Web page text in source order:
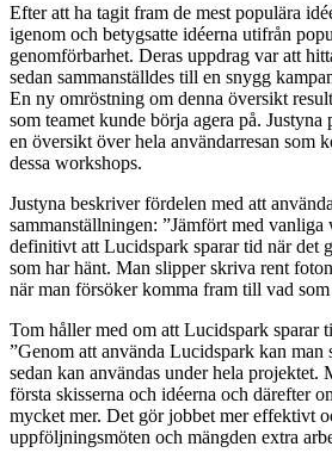
Efter att ha tagit fram de mest populära
igenom och betygsatte idéerna utifrån
genomförbarhet. Deras uppdrag var att
sedan sammanställdes till en snygg
En ny omröstning om denna översikt
som teamet kunde börja agera på. Justyna
en översikt över hela användarresan som
dessa workshops.
Justyna beskriver fördelen med att
sammanställningen: ”Jämfört med
definitivt att Lucidspark sparar tid när det
som har hänt. Man slipper skriva rent
när man försöker komma fram till vad som
Tom håller med om att Lucidspark sparar
”Genom att använda Lucidspark kan man
sedan kan användas under hela projektet.
första skisserna och idéerna och därefter
mycket mer. Det gör jobbet mer effektivt
uppföljningsmöten och mängden extra